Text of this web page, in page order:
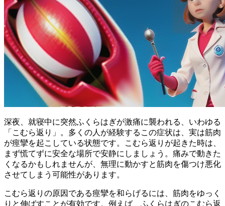
深夜、就寝中に突然ふくらはぎが激痛に襲われる、いわゆる
「こむら返り」。多くの人が経験するこの症状は、実は筋肉
が痙攣を起こしている状態です。こむら返りが起きた時は、
まず慌てずに安全な場所で安静にしましょう。痛みで動きた
くなるかもしれませんが、無理に動かすと筋肉を傷つけ悪化
させてしまう可能性があります。
こむら返りの原因である痙攣を和らげるには、筋肉をゆっく
りと伸ばすことが有効です。例えば、ふくらはぎのこむら返